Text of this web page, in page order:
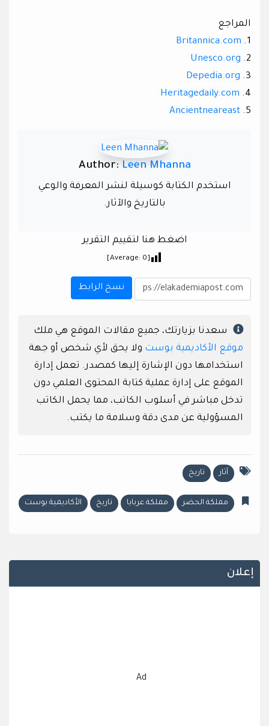
المراجع
1.
Britannica.com
2.
Unesco.org
3.
Depedia.org
4.
Heritagedaily.com
5.
Ancientneareast
Author: Leen Mhanna
استخدم الكتابة كوسيلة لنشر المعرفة والوعي
بالتاريخ والآثار.
اضغط هنا لتقييم التقرير
[Average:
0
]
نسخ الرابط
سعدنا بزيارتك، جميع مقالات الموقع هي ملك
موقع الأكاديمية بوست ولا يحق لأي شخص أو جهة
استخدامها دون الإشارة إليها كمصدر. تعمل إدارة
الموقع على إدارة عملية كتابة المحتوى العلمي دون
تدخل مباشر في أسلوب الكاتب، مما يحمل الكاتب
المسؤولية عن مدى دقة وسلامة ما يكتب.
آثار تاريخ
مملكة الحضر مملكة عربايا تاريخ الأكاديمية بوست
إعلان
Ad